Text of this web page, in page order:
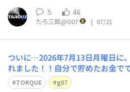
5 46
たろ三郎@G07 | 07/21
ついに…2026年7月13日月曜日に
れました！！自分で貯めたお金で
が、また一つ叶いました！！皆さ
ます！！これから、アウトドアと
TORQUE
g07